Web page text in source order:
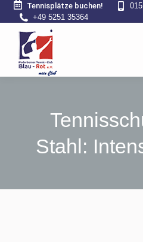
Tennisplätze buchen!
+49 5251 35364
Stahl: